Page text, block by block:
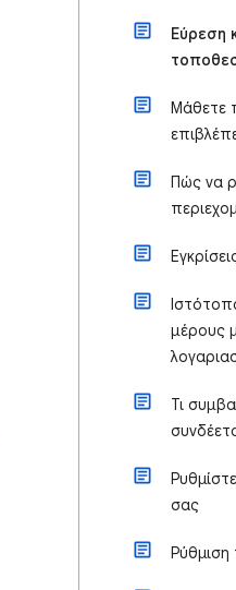
Εύρεση
Μάθετε
Πώς να
μέρους
Τι
σας